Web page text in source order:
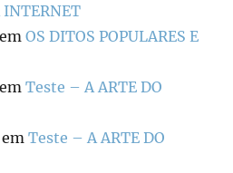
INTERNET
emOS DITOS POPULARES E
emTeste – A ARTE DO
emTeste – A ARTE DO